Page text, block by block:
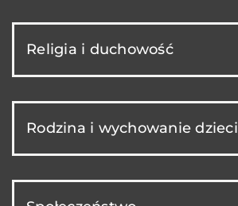
Religia i duchowość
Rodzina i wychowanie dzieci